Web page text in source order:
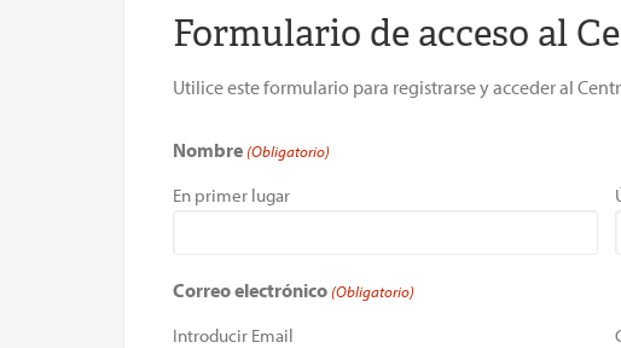
Formulario de acceso al
Utilice este formulario para registrarse y acceder al
Nombre (Obligatorio)
En primer lugar
Correo electrónico (Obligatorio)
Introducir Email